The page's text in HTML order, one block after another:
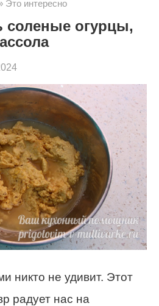
Это интересно
соленые огурцы,
никто не удивит. Этот
радует нас на